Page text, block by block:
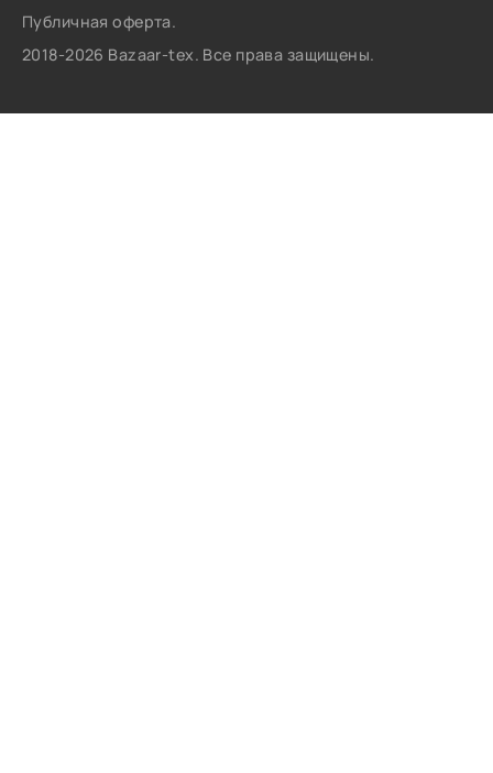
Публичная оферта.
2018-2026 Bazaar-tex. Все права защищены.